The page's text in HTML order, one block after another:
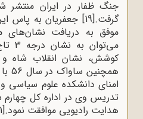
جنگ ظفار در ایران منتشر
گرفت.[19]
جعفریان به پاس
موفق به دریافت
کوشش، نشان انقلاب شاه
امنای دانشکده علوم سیاسی
تدریس وی در اداره کل چهارم
هدایت رادیویی موافقت نمود.[21]